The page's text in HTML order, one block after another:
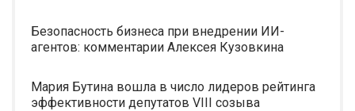
Безопасность бизнеса при внедрении ИИ-
агентов: комментарии Алексея Кузовкина
Мария Бутина вошла в число лидеров рейтинга
эффективности депутатов VIII созыва